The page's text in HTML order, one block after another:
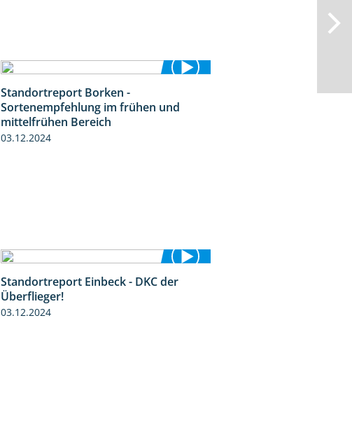
Standortreport Borken -
Sortenempfehlung im frühen und
mittelfrühen Bereich
03.12.2024
1:41
Standortreport Einbeck - DKC der
Überflieger!
03.12.2024